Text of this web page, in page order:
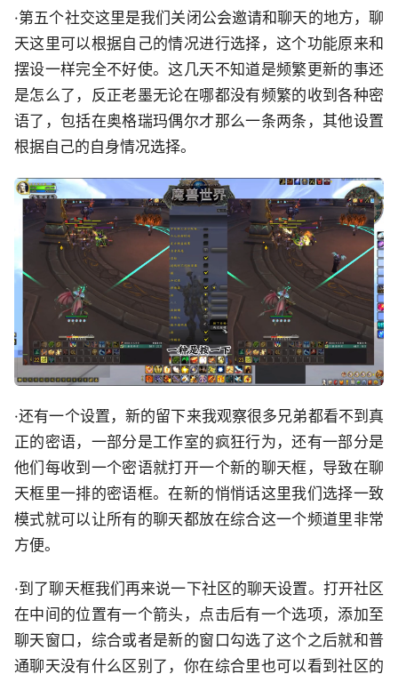
·第五个社交这里是我们关闭公会邀请和聊天的地方，聊
天这里可以根据自己的情况进行选择，这个功能原来和
摆设一样完全不好使。这几天不知道是频繁更新的事还
是怎么了，反正老墨无论在哪都没有频繁的收到各种密
语了，包括在奥格瑞玛偶尔才那么一条两条，其他设置
根据自己的自身情况选择。
·还有一个设置，新的留下来我观察很多兄弟都看不到真
正的密语，一部分是工作室的疯狂行为，还有一部分是
他们每收到一个密语就打开一个新的聊天框，导致在聊
天框里一排的密语框。在新的悄悄话这里我们选择一致
模式就可以让所有的聊天都放在综合这一个频道里非常
方便。
·到了聊天框我们再来说一下社区的聊天设置。打开社区
在中间的位置有一个箭头，点击后有一个选项，添加至
聊天窗口，综合或者是新的窗口勾选了这个之后就和普
通聊天没有什么区别了，你在综合里也可以看到社区的